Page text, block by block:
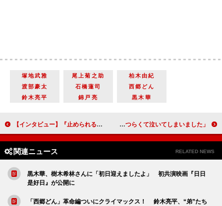
塚地武雅 尾上菊之助
柏木由紀
渡部豪太
石橋蓮司
西郷どん
鈴木亮平
錦戸亮 黒木華
【インタビュー】『止められるか、俺たちを』門脇麦「これこそ“キラキラ映画”」白石和彌監督「当時の若松さんたちの情熱を焼きつけたかった」 「第38回の台本を読んだときは、つらくて泣いてしまいました」柏木由紀（西郷園）【「西郷どん」インタビュー】
関連ニュース RELATED NEWS
黒木華、樹木希林さんに「初日迎えましたよ」 初共演映画『日日
是好日』が公開に
「西郷どん」革命編ついにクライマックス！ 鈴木亮平、“弟”たち